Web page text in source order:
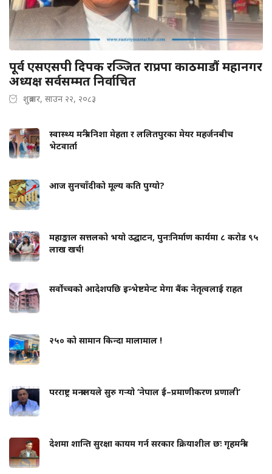
पूर्व एसएसपी दिपक रञ्जित राप्रपा काठमाडौं महानगर
अध्यक्ष सर्वसम्मत निर्वाचित
शुक्रबार, साउन २२, २०८३
स्वास्थ्य मन्त्री निशा मेहता र ललितपुरका मेयर महर्जनबीच
भेटवार्ता
आज सुनचाँदीको मूल्य कति पुग्यो?
महाङ्काल सत्तलको भयो उद्घाटन, पुनःनिर्माण कार्यमा ८ करोड ९५
लाख खर्च!
सर्वोच्चको आदेशपछि इन्भेष्टमेन्ट मेगा बैंक नेतृत्वलाई राहत
२५० को सामान किन्दा मालामाल !
परराष्ट्र मन्त्रालयले सुरु गर्‍यो ‘नेपाल ई–प्रमाणीकरण प्रणाली’
देशमा शान्ति सुरक्षा कायम गर्न सरकार क्रियाशील छः गृहमन्त्री